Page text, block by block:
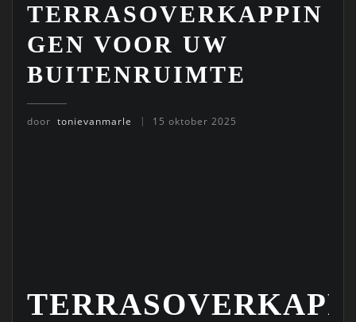
TERRASOVERKAPPIN
GEN VOOR UW
BUITENRUIMTE
door tonievanmarle 15 oktober 2025